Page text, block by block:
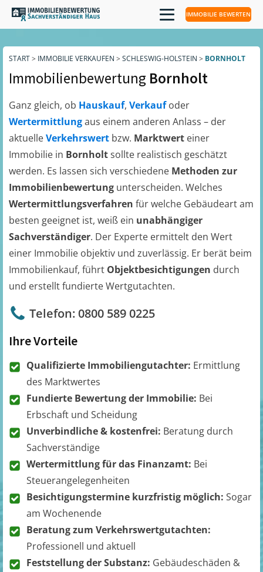
IMMOBILIE BEWERTEN
START> IMMOBILIE VERKAUFEN > SCHLESWIG-HOLSTEIN > BORNHOLT
Immobilienbewertung Bornholt
Ganz gleich, ob Hauskauf, Verkaufoder
Wertermittlungaus einem anderen Anlass – der
aktuelleVerkehrswert bzw. Marktwert einer
Immobilie in Bornholtsollte realistisch geschätzt
werden. Es lassen sich verschiedene Methoden zur
Immobilienbewertung unterscheiden. Welches
Wertermittlungsverfahren für welche Gebäudeart am
besten geeignet ist, weiß ein unabhängiger
Sachverständiger. Der Experte ermittelt den Wert
einer Immobilie objektiv und zuverlässig. Er berät beim
Immobilienkauf, führt Objektbesichtigungen durch
und erstellt fundierte Wertgutachten.
Telefon: 0800 589 0225
Ihre Vorteile
Qualifizierte Immobiliengutachter: Ermittlung
des Marktwertes
Fundierte Bewertung der Immobilie: Bei
Erbschaft und Scheidung
Unverbindliche & kostenfrei: Beratung durch
Sachverständige
Wertermittlung für das Finanzamt: Bei
Steuerangelegenheiten
Besichtigungstermine kurzfristig möglich: Sogar
am Wochenende
Beratung zum Verkehrswertgutachten:
Professionell und aktuell
Feststellung der Substanz: Gebäudeschäden &